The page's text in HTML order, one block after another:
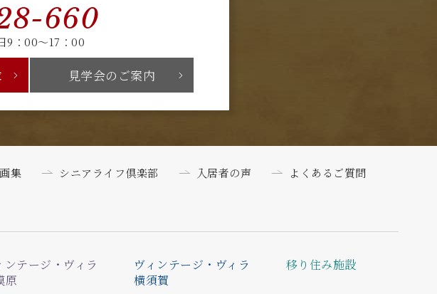
660
9：00～17：00
見学会のご案内
集 シニアライフ倶楽部 入居者の声 よくあるご質問
ンテージ・ヴィラ
原
ヴィンテージ・ヴィラ
横須賀
移り住み施設